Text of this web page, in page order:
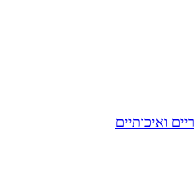
ואיכותיים